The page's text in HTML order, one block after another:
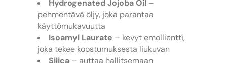
Hydrogenated Jojoba Oil –
pehmentävä öljy, joka parantaa
käyttömukavuutta
Isoamyl Laurate – kevyt emollientti,
joka tekee koostumuksesta liukuvan